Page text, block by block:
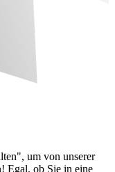
um von unserer
Egal, ob Sie in eine